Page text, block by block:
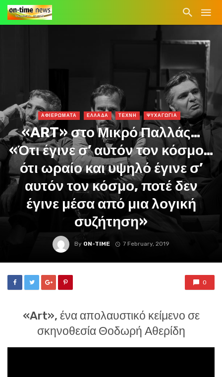
ΑΦΙΕΡΩΜΑΤΑ ΕΛΛΑΔΑ ΤΕΧΝΗ ΨΥΧΑΓΩΓΙΑ
«ART» στο Μικρό Παλλάς…
«Ότι έγινε σ’ αυτόν τον κόσμο…
ότι ωραίο και υψηλό έγινε σ’
αυτόν τον κόσμο, ποτέ δεν
έγινε μέσα από μια λογική
συζήτηση»
By ON-TIME 7 February, 2019
0
«Art», ένα απολαυστικό κείμενο σε
σκηνοθεσία Θοδωρή Αθερίδη